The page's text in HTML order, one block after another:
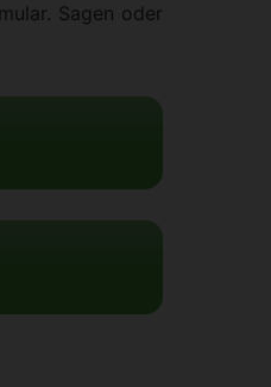
Sagen oder